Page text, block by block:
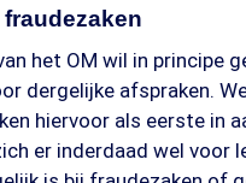
het OM wil in principe
dergelijke afspraken.
hiervoor als eerste in
er inderdaad wel voor